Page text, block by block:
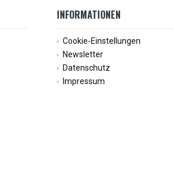
INFORMATIONEN
Cookie-Einstellungen
Newsletter
Datenschutz
Impressum